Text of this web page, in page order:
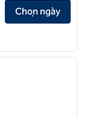
Chọn ngày
ảnh